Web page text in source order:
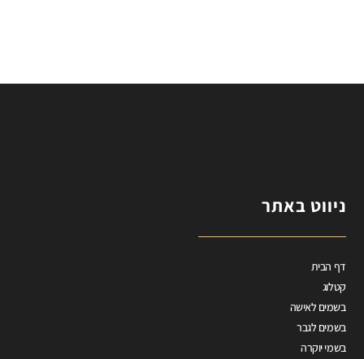
ניווט באתר
דף הבית
קטלוג
בשמים לאישה
בשמים לגבר
בשמי יוקרה